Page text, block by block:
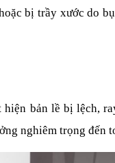
bị trầy xước do
bản lề bị lệch,
nghiêm trọng đến